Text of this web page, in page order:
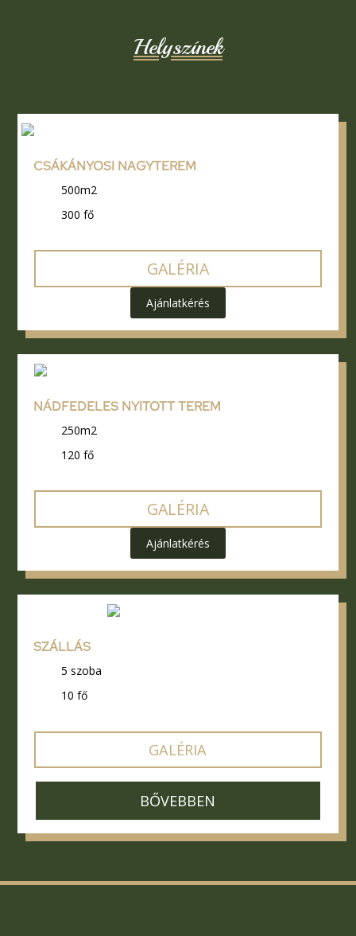
Helyszínek
CSÁKÁNYOSI NAGYTEREM
500m2
300 fő
GALÉRIA
Ajánlatkérés
NÁDFEDELES NYITOTT TEREM
250m2
120 fő
GALÉRIA
Ajánlatkérés
SZÁLLÁS
5 szoba
10 fő
GALÉRIA
BŐVEBBEN